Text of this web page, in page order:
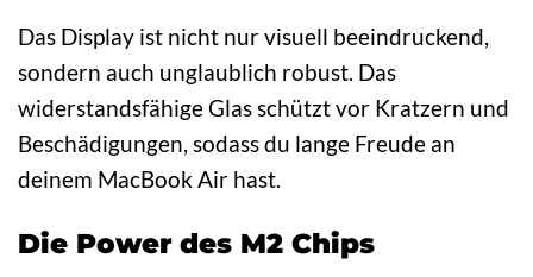
Das Display ist nicht nur visuell beeindruckend,
sondern auch unglaublich robust. Das
widerstandsfähige Glas schützt vor Kratzern und
Beschädigungen, sodass du lange Freude an
deinem MacBook Air hast.
Die Power des M2 Chips